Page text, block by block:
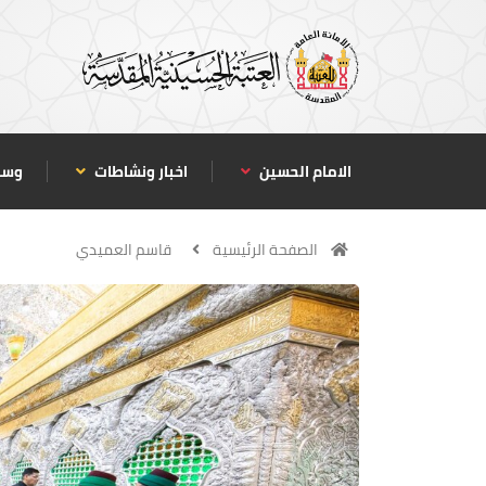
الامام الحسين اخبار ونشاطات
الصفحة الرئيسية قاسم العميدي